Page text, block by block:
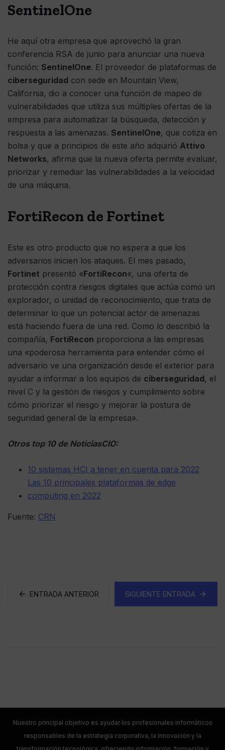
SentinelOne
He aquí otra empresa que aprovechó la gran
conferencia RSA de junio para anunciar una nueva
función: SentinelOne. El proveedor de plataformas de
ciberseguridad con sede en Mountain View,
California, dio a conocer una función de mapeo de
vulnerabilidades que utiliza sus múltiples ofertas de la
empresa para automatizar la búsqueda, detección y
respuesta a las amenazas. SentinelOne, que cotiza en
bolsa y que a principios de este año adquirió Attivo
Networks, afirma que la nueva oferta permite evaluar,
priorizar y remediar las vulnerabilidades a la velocidad
de una máquina.
FortiRecon de Fortinet
Este es otro producto que no espera a que los
adversarios inicien los ataques. El mes pasado,
Fortinet presentó «FortiRecon«, una oferta de
protección contra riesgos digitales que actúa como un
explorador, o unidad de reconocimiento, que trata de
determinar lo que un potencial actor de amenazas
está haciendo fuera de una red. Como lo describió la
compañía, FortiRecon proporciona a las empresas
una «poderosa herramienta para entender cómo el
adversario ve una organización desde el exterior para
ayudar a informar a los equipos de ciberseguridad, el
nivel C y la gestión de riesgos y cumplimiento sobre
cómo priorizar el riesgo y mejorar la postura de
seguridad general de la empresa».
Otros top 10 de NoticiasCIO:
10 sistemas HCI a tener en cuenta para 2022
Las 10 principales plataformas de edge
computing en 2022
Fuente: CRN
ENTRADA ANTERIOR SIGUIENTE ENTRADA
Nuestro principal objetivo es ayudar los profesionales informáticos
responsables de la estrategia corporativa, la innovación y la